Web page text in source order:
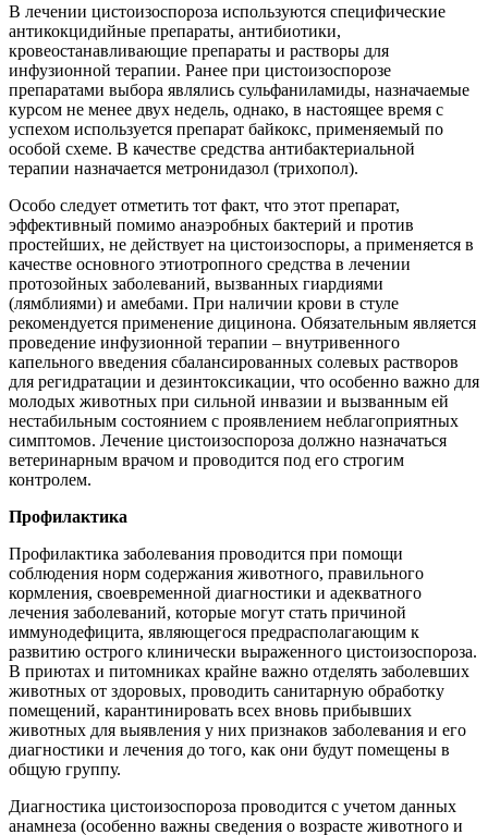
В лечении цистоизоспороза используются специфические
антикокцидийные препараты, антибиотики,
кровеостанавливающие препараты и растворы для
инфузионной терапии. Ранее при цистоизоспорозе
препаратами выбора являлись сульфаниламиды, назначаемые
курсом не менее двух недель, однако, в настоящее время с
успехом используется препарат байкокс, применяемый по
особой схеме. В качестве средства антибактериальной
терапии назначается метронидазол (трихопол).
Особо следует отметить тот факт, что этот препарат,
эффективный помимо анаэробных бактерий и против
простейших, не действует на цистоизоспоры, а применяется в
качестве основного этиотропного средства в лечении
протозойных заболеваний, вызванных гиардиями
(лямблиями) и амебами. При наличии крови в стуле
рекомендуется применение дицинона. Обязательным является
проведение инфузионной терапии – внутривенного
капельного введения сбалансированных солевых растворов
для регидратации и дезинтоксикации, что особенно важно для
молодых животных при сильной инвазии и вызванным ей
нестабильным состоянием с проявлением неблагоприятных
симптомов. Лечение цистоизоспороза должно назначаться
ветеринарным врачом и проводится под его строгим
контролем.
Профилактика
Профилактика заболевания проводится при помощи
соблюдения норм содержания животного, правильного
кормления, своевременной диагностики и адекватного
лечения заболеваний, которые могут стать причиной
иммунодефицита, являющегося предрасполагающим к
развитию острого клинически выраженного цистоизоспороза.
В приютах и питомниках крайне важно отделять заболевших
животных от здоровых, проводить санитарную обработку
помещений, карантинировать всех вновь прибывших
животных для выявления у них признаков заболевания и его
диагностики и лечения до того, как они будут помещены в
общую группу.
Диагностика цистоизоспороза проводится с учетом данных
анамнеза (особенно важны сведения о возрасте животного и